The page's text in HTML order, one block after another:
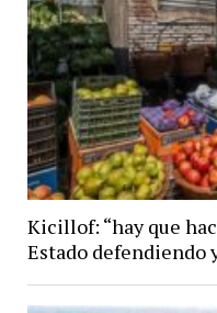
Kicillof: “hay que
Estado defendiendo